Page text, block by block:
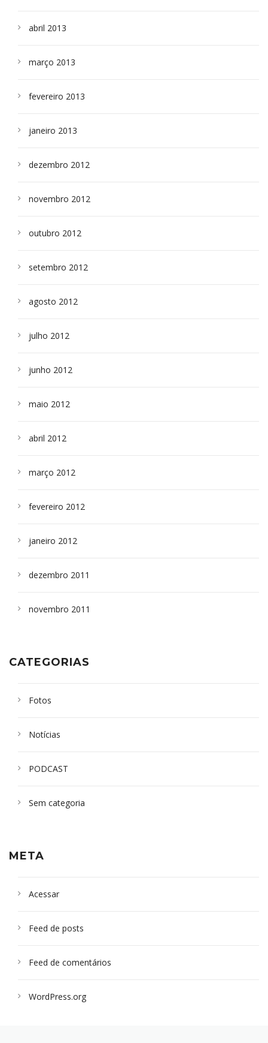
abril 2013
março 2013
fevereiro 2013
janeiro 2013
dezembro 2012
novembro 2012
outubro 2012
setembro 2012
agosto 2012
julho 2012
junho 2012
maio 2012
abril 2012
março 2012
fevereiro 2012
janeiro 2012
dezembro 2011
novembro 2011
CATEGORIAS
Fotos
Notícias
PODCAST
Sem categoria
META
Acessar
Feed de posts
Feed de comentários
WordPress.org